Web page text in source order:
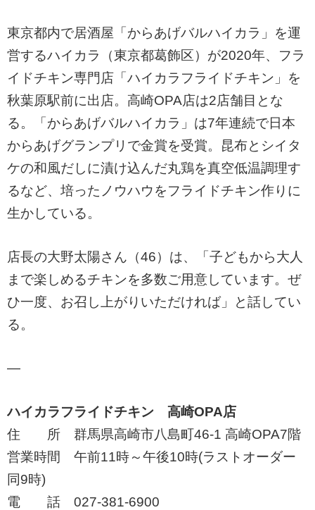
東京都内で居酒屋「からあげバルハイカラ」を運
営するハイカラ（東京都葛飾区）が2020年、フラ
イドチキン専門店「ハイカラフライドチキン」を
秋葉原駅前に出店。高崎OPA店は2店舗目とな
る。「からあげバルハイカラ」は7年連続で日本
からあげグランプリで金賞を受賞。昆布とシイタ
ケの和風だしに漬け込んだ丸鶏を真空低温調理す
るなど、培ったノウハウをフライドチキン作りに
生かしている。
店長の大野太陽さん（46）は、「子どもから大人
まで楽しめるチキンを多数ご用意しています。ぜ
ひ一度、お召し上がりいただければ」と話してい
る。
—
ハイカラフライドチキン 高崎OPA店
住 所 群馬県高崎市八島町46-1 高崎OPA7階
営業時間 午前11時～午後10時(ラストオーダー
同9時)
電 話 027-381-6900